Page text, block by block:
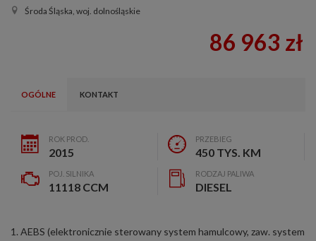
Środa Śląska, woj. dolnośląskie
86 963 zł
OGÓLNE KONTAKT
ROK PROD.
2015
PRZEBIEG
450 TYS. KM
POJ. SILNIKA
11118 CCM
RODZAJ PALIWA
DIESEL
1. AEBS (elektronicznie sterowany system hamulcowy, zaw. system